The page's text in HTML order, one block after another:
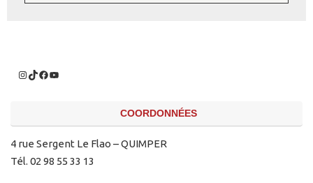
COORDONNÉES
4 rue Sergent Le Flao – QUIMPER
Tél. 02 98 55 33 13